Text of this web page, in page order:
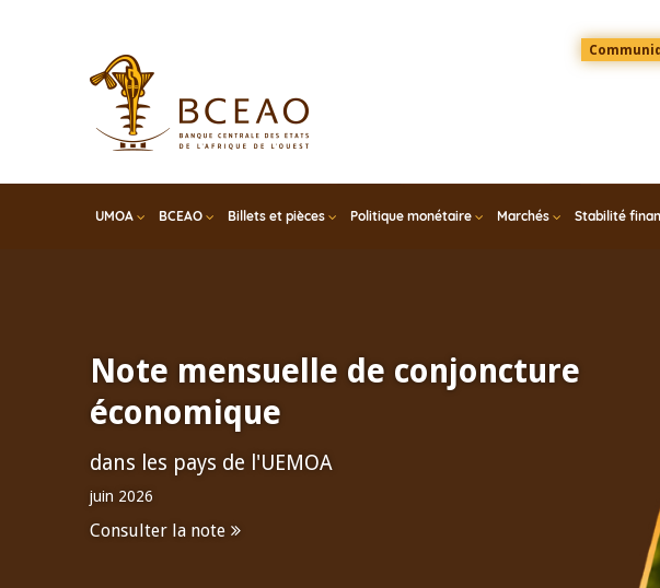
Menu
Top
UMOA BCEAO Billets et pièces Politique monétaire Marchés Stabilité
Note mensuelle de conjoncture
économique
dans les pays de l'UEMOA
juin 2026
Consulter la note